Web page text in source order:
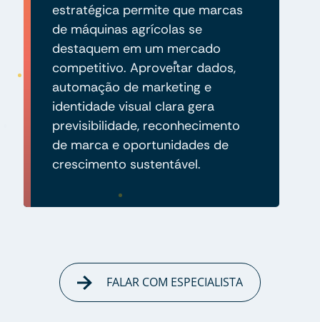
estratégica permite que marcas
de máquinas agrícolas se
destaquem em um mercado
competitivo. Aproveitar dados,
automação de marketing e
identidade visual clara gera
previsibilidade, reconhecimento
de marca e oportunidades de
crescimento sustentável.
FALAR COM ESPECIALISTA